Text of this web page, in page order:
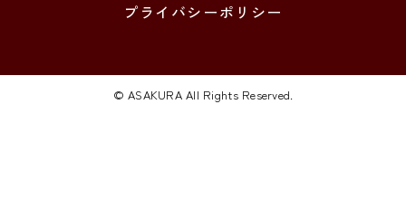
プライバシーポリシー
© ASAKURA All Rights Reserved.